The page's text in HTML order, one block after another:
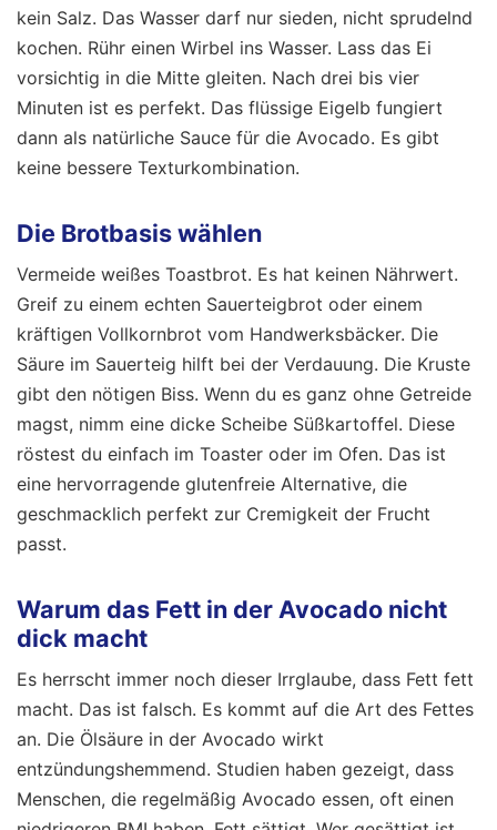
kein Salz. Das Wasser darf nur sieden, nicht sprudelnd
kochen. Rühr einen Wirbel ins Wasser. Lass das Ei
vorsichtig in die Mitte gleiten. Nach drei bis vier
Minuten ist es perfekt. Das flüssige Eigelb fungiert
dann als natürliche Sauce für die Avocado. Es gibt
keine bessere Texturkombination.
Die Brotbasis wählen
Vermeide weißes Toastbrot. Es hat keinen Nährwert.
Greif zu einem echten Sauerteigbrot oder einem
kräftigen Vollkornbrot vom Handwerksbäcker. Die
Säure im Sauerteig hilft bei der Verdauung. Die Kruste
gibt den nötigen Biss. Wenn du es ganz ohne Getreide
magst, nimm eine dicke Scheibe Süßkartoffel. Diese
röstest du einfach im Toaster oder im Ofen. Das ist
eine hervorragende glutenfreie Alternative, die
geschmacklich perfekt zur Cremigkeit der Frucht
passt.
Warum das Fett in der Avocado nicht
dick macht
Es herrscht immer noch dieser Irrglaube, dass Fett fett
macht. Das ist falsch. Es kommt auf die Art des Fettes
an. Die Ölsäure in der Avocado wirkt
entzündungshemmend. Studien haben gezeigt, dass
Menschen, die regelmäßig Avocado essen, oft einen